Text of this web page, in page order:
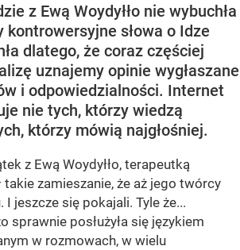
z Ewą Woydyłło nie wybuchła
kontrowersyjne słowa o Idze
dlatego, że coraz częściej
uznajemy opinie wygłaszane
i odpowiedzialności. Internet
nie tych, którzy wiedzą
którzy mówią najgłośniej.
z Ewą Woydyłło, terapeutką
takie zamieszanie, że aż jego twórcy
jeszcze się pokajali. Tyle że...
sprawnie posłużyła się językiem
w rozmowach, w wielu